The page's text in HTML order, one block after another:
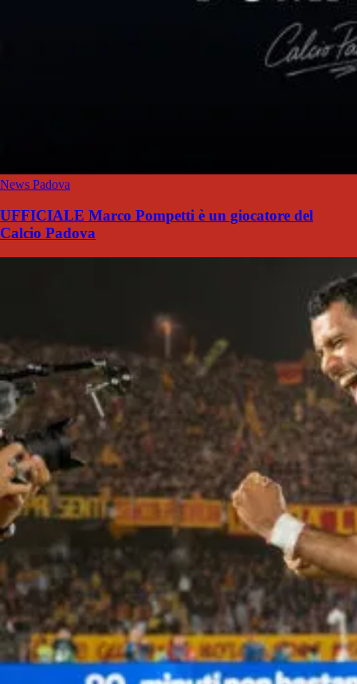
News Padova
UFFICIALE Marco Pompetti è un giocatore del
Calcio Padova